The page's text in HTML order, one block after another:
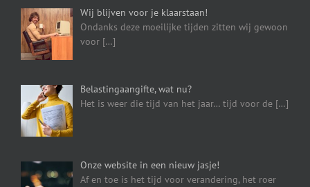
Wij blijven voor je klaarstaan!
Ondanks deze moeilijke tijden zitten wij gewoon
voor […]
Belastingaangifte, wat nu?
Het is weer die tijd van het jaar… tijd voor de […]
Onze website in een nieuw jasje!
Af en toe is het tijd voor verandering, het roer